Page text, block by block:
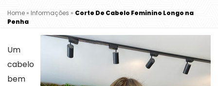
Home » Informações » Corte De Cabelo Feminino Longo na
Penha
Um
cabelo
bem